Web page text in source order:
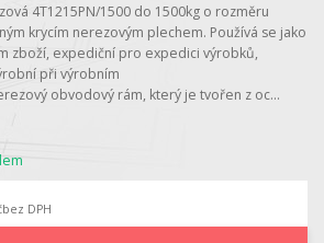
4T1215PN/1500 do 1500kg o rozměru
krycím nerezovým plechem. Používá se jako
zboží, expediční pro expedici výrobků,
při výrobním
obvodový rám, který je tvořen z oc...
bez DPH